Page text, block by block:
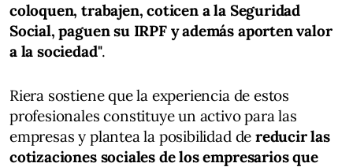
coloquen, trabajen, coticen a la Seguridad
Social, paguen su IRPF y además aporten valor
a la sociedad".
Riera sostiene que la experiencia de estos
profesionales constituye un activo para las
empresas y plantea la posibilidad de reducir las
cotizaciones sociales de los empresarios que